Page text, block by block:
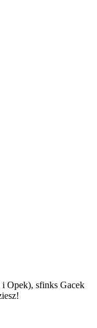
Opek), sfinks Gacek